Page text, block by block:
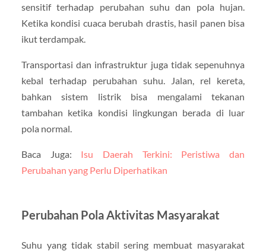
sensitif terhadap perubahan suhu dan pola hujan.
Ketika kondisi cuaca berubah drastis, hasil panen bisa
ikut terdampak.
Transportasi dan infrastruktur juga tidak sepenuhnya
kebal terhadap perubahan suhu. Jalan, rel kereta,
bahkan sistem listrik bisa mengalami tekanan
tambahan ketika kondisi lingkungan berada di luar
pola normal.
Baca Juga: Isu Daerah Terkini: Peristiwa dan
Perubahan yang Perlu Diperhatikan
Perubahan Pola Aktivitas Masyarakat
Suhu yang tidak stabil sering membuat masyarakat